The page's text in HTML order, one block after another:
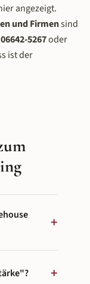
angezeigt.
und Firmensind
06642-5267oder
ist der
+
+